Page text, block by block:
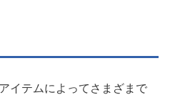
イテムによってさまざまで